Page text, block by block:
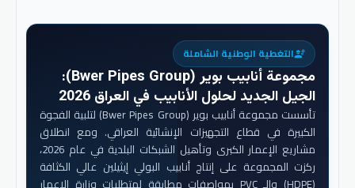
engineeringالتغطية الوطنية الشاملة
مجموعة أنابيب بوير (Bwer Pipes Group)
:
الجيل الجديد لحلول الأنابيب في العراق 2026
تأسست مجموعة أنابيب بوير (Bwer Pipes Group) لتلبية الفجوة
الكبيرة في قطاع التجهيزات الإنشائية العراقي. ومع انطلاق
مشاريع الإعمار الكبرى وتأهيل الشبكات البلدية في عام 2026،
ركزت المجموعة على إنتاج أنابيب البولي إيثيلين عالي الكثافة